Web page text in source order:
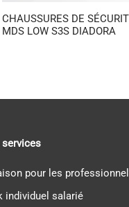
CHAUSSURES DE
MDS LOW S3S DIADORA
services
pour les
individuel salarié